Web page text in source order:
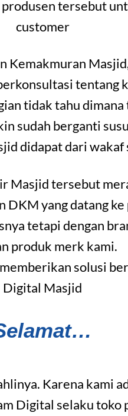
tersebut
customer
Kemakmuran
tentang
tidak tahu
sudah berganti
didapat dari wakaf
Masjid tersebut
yang datang
tetapi dengan
produk merk kami.
solusi
Digital Masjid
Karena kami
Digital selaku toko